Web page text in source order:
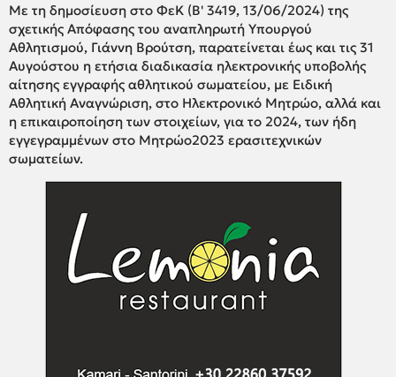
Με τη δημοσίευση στο ΦεΚ (Β' 3419, 13/06/2024) της
σχετικής Απόφασης του αναπληρωτή Υπουργού
Αθλητισμού, Γιάννη Βρούτση, παρατείνεται έως και τις 31
Αυγούστου η ετήσια διαδικασία ηλεκτρονικής υποβολής
αίτησης εγγραφής αθλητικού σωματείου, με Ειδική
Αθλητική Αναγνώριση, στο Ηλεκτρονικό Μητρώο, αλλά και
η επικαιροποίηση των στοιχείων, για το 2024, των ήδη
εγγεγραμμένων στο Μητρώο2023 ερασιτεχνικών
σωματείων.